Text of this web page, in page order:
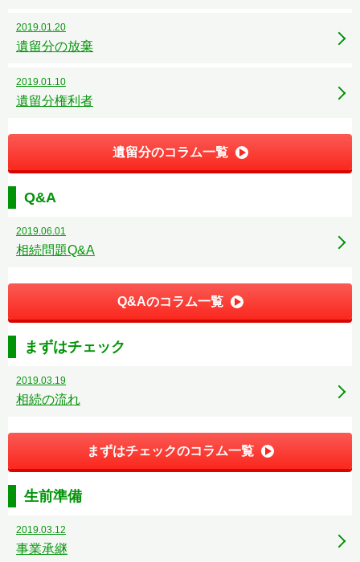
2019.01.20
遺留分の放棄
2019.01.10
遺留分権利者
遺留分のコラム一覧
Q&A
2019.06.01
相続問題Q&A
Q&Aのコラム一覧
まずはチェック
2019.03.19
相続の流れ
まずはチェックのコラム一覧
生前準備
2019.03.12
事業承継